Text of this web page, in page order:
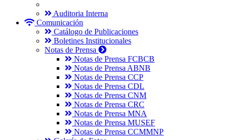
Auditoria Interna
Comunicación
Catálogo de Publicaciones
Boletines Institucionales
Notas de Prensa
Notas de Prensa FCBCB
Notas de Prensa ABNB
Notas de Prensa CCP
Notas de Prensa CDL
Notas de Prensa CNM
Notas de Prensa CRC
Notas de Prensa MNA
Notas de Prensa MUSEF
Notas de Prensa CCMMNP